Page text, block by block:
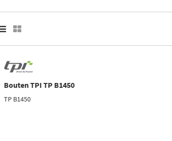
Bouten TPI TP B1450
TP B1450